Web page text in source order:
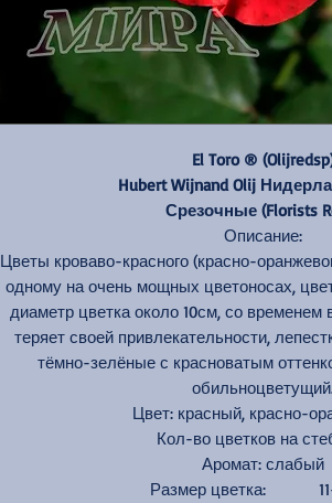
El Toro ®
Hubert Wijnand Olij
Срезочные (Florists
Описание:
Цветы кроваво-красного (красно-
одному на очень мощных цветоносах,
диаметр цветка около 10см, со временем
теряет своей привлекательности,
тёмно-зелёные с красноватым
Цвет: красный, красно-
Кол-во цветков на
Аромат: слабый
Размер цветка: 11-